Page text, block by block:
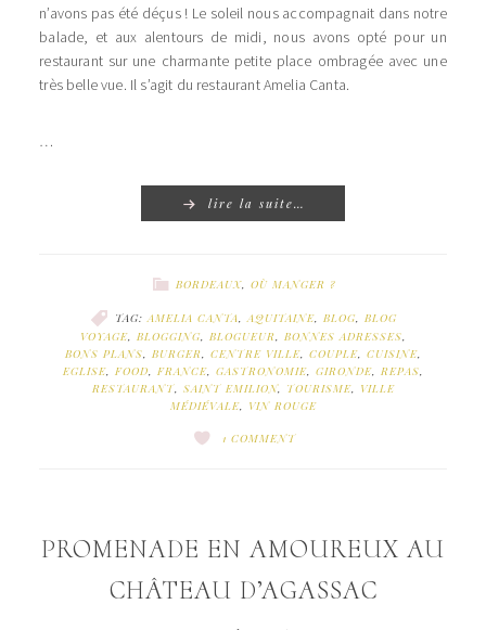
n’avons pas été déçus ! Le soleil nous accompagnait dans notre
balade, et aux alentours de midi, nous avons opté pour un
restaurant sur une charmante petite place ombragée avec une
très belle vue. Il s’agit du restaurant Amelia Canta.
…
lire la suite…
BORDEAUX, OÙ MANGER ?
TAG:AMELIA CANTA,AQUITAINE, BLOG, BLOG
VOYAGE, BLOGGING, BLOGUEUR, BONNES ADRESSES,
BONS PLANS, BURGER, CENTRE VILLE, COUPLE, CUISINE,
EGLISE, FOOD, FRANCE, GASTRONOMIE, GIRONDE, REPAS,
RESTAURANT, SAINT EMILION, TOURISME, VILLE
MÉDIÉVALE, VIN ROUGE
1 COMMENT
PROMENADE EN AMOUREUX AU
CHÂTEAU D’AGASSAC